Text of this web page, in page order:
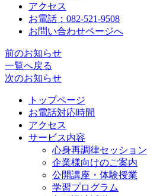
アクセス
お電話：082-521-9508
お問い合わせページへ
前のお知らせ
一覧へ戻る
次のお知らせ
トップページ
お電話対応時間
アクセス
サービス内容
心身再調律セッション
企業様向けのご案内
公開講座・体験授業
学習プログラム